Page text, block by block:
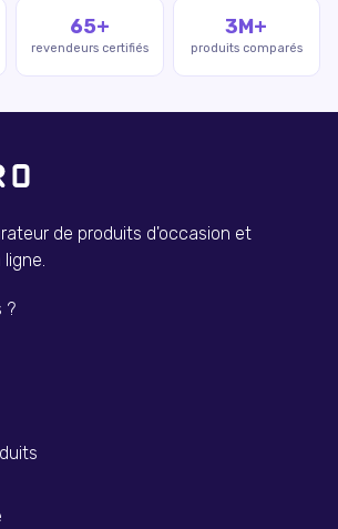
65+
revendeurs certifiés
3M+
produits comparés
de produits d'occasion et
?